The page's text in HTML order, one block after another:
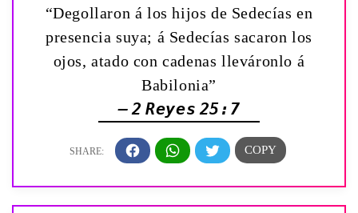
“Degollaron á los hijos de Sedecías en
presencia suya; á Sedecías sacaron los
ojos, atado con cadenas lleváronlo á
Babilonia”
— 2 Reyes 25:7